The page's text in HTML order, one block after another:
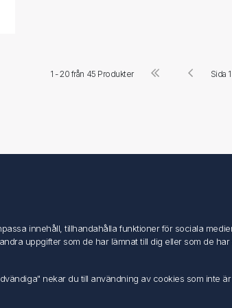
1 - 20 från 45 Produkter Sida
innehåll, tillhandahålla funktioner för sociala
uppgifter som de har lämnat till dig eller som de
nekar du till användning av cookies som inte